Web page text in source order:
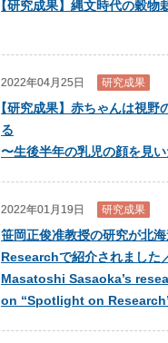
【研究成果】縄文時代の穀物
2022年04月25日 研究成果
【研究成果】赤ちゃんは視野
る
〜生後半年の乳児の顔を見
2022年01月19日 研究成果
笹岡正俊准教授の研究が北
Researchで紹介されまし
Masatoshi Sasaoka’s
on “Spotlight on